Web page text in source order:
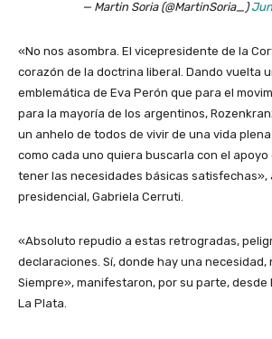
— Martin Soria (@MartinSoria_)
«No nos asombra. El vicepresidente de la
corazón de la doctrina liberal. Dando vuelta
emblemática de Eva Perón que para el
para la mayoría de los argentinos,
un anhelo de todos de vivir de una vida
como cada uno quiera buscarla con el apoyo
tener las necesidades básicas satisfechas»,
presidencial, Gabriela Cerruti.
«Absoluto repudio a estas retrogradas,
declaraciones. Sí, donde hay una necesidad,
Siempre», manifestaron, por su parte, desde
La Plata.